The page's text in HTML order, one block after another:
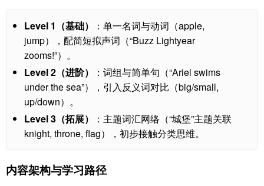
Level 1（基础）
：单一名词与动词（apple,
jump），配简短拟声词（“Buzz Lightyear
zooms!”）。
Level 2（进阶）
：词组与简单句（“Ariel swims
under the sea”），引入反义词对比（big/small,
up/down）。
Level 3（拓展）
：主题词汇网络（“城堡”主题关联
knight, throne, flag），初步接触分类思维。
内容架构与学习路径